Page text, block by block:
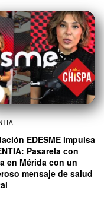
EDESME impulsa
Pasarela con
en Mérida con un
mensaje de salud